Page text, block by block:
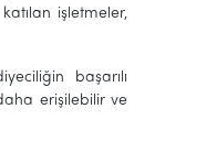
işletmeler,
başarılı
erişilebilir ve